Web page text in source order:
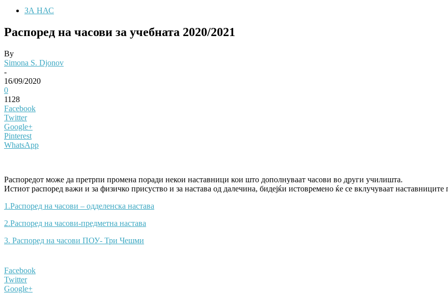
ЗА НАС
Распоред на часови за учебната 2020/2021
By
Simona S. Djonov
-
16/09/2020
0
1128
Facebook
Twitter
Google+
Pinterest
WhatsApp
Распоредот може да претрпи промена поради некои наставници кои што дополнуваат часови во други училишта.
Истиот распоред важи и за физичко присуство и за настава од далечина, бидејќи истовремено ќе се вклучуваат
1.Распоред на часови – одделенска настава
2.Распоред на часови-предметна настава
3. Распоред на часови ПОУ- Три Чешми
Facebook
Twitter
Google+